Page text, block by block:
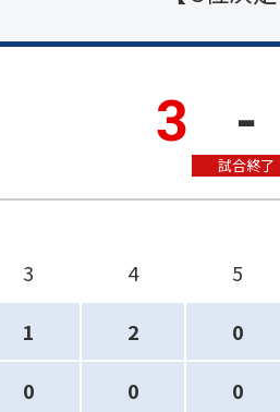
3 -
試合終了
3 4 5
1 2 0
0 0 0